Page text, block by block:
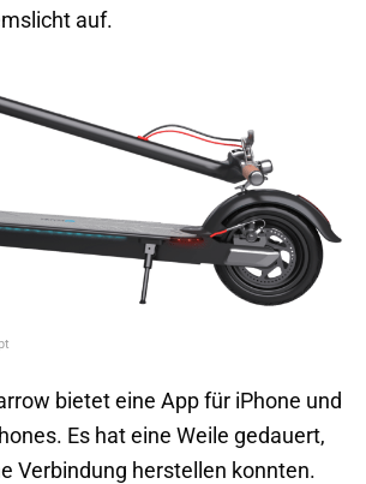
auf.
bietet eine App für iPhone und
Es hat eine Weile gedauert,
Verbindung herstellen konnten.